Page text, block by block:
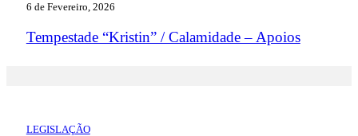
6 de Fevereiro, 2026
Tempestade “Kristin” / Calamidade – Apoios
LEGISLAÇÃO